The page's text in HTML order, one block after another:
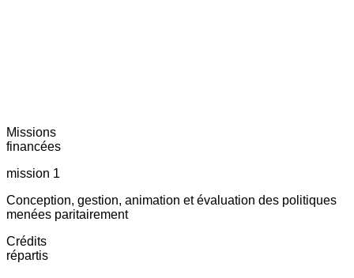
Missions
financées
mission 1
Conception, gestion, animation et évaluation des politiques
menées paritairement
Crédits
répartis